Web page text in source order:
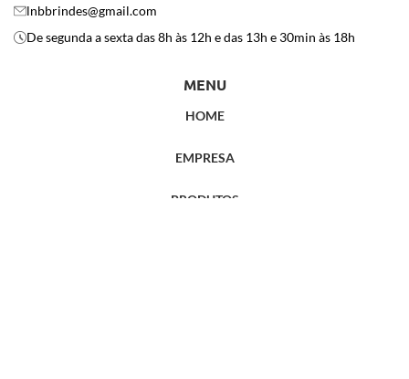
lnbbrindes@gmail.com
De segunda a sexta das 8h às 12h e das 13h e 30min às 18h
MENU
HOME
EMPRESA
PRODUTOS